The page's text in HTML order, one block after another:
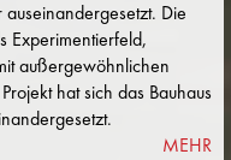
auseinandergesetzt. Die
Experimentierfeld,
außergewöhnlichen
hat sich das Bauhaus
MEHR